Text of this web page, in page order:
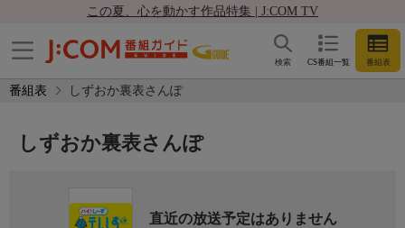
この夏、心を動かす作品特集 | J:COM TV
CS番組一覧 番組表
検索
番組表 しずおか裏表さんぽ
しずおか裏表さんぽ
直近の放送予定はありません